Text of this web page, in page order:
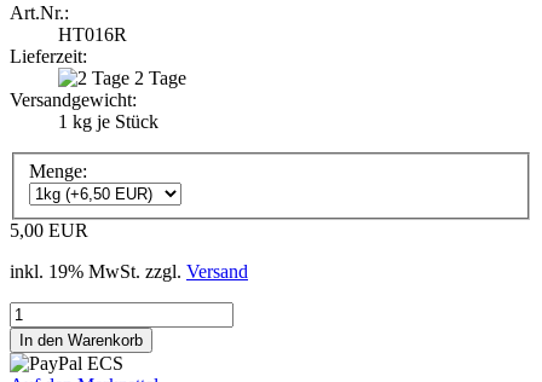
Art.Nr.:
HT016R
Lieferzeit:
2 Tage
Versandgewicht:
1 kg je Stück
Menge:
5,00 EUR
inkl. 19% MwSt. zzgl. Versand